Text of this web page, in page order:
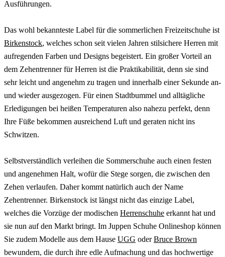
Ausführungen.
Das wohl bekannteste Label für die sommerlichen Freizeitschuhe ist
Birkenstock, welches schon seit vielen Jahren stilsichere Herren mit
aufregenden Farben und Designs begeistert. Ein großer Vorteil an
dem Zehentrenner für Herren ist die Praktikabilität, denn sie sind
sehr leicht und angenehm zu tragen und innerhalb einer Sekunde an-
und wieder ausgezogen. Für einen Stadtbummel und alltägliche
Erledigungen bei heißen Temperaturen also nahezu perfekt, denn
Ihre Füße bekommen ausreichend Luft und geraten nicht ins
Schwitzen.
Selbstverständlich verleihen die Sommerschuhe auch einen festen
und angenehmen Halt, wofür die Stege sorgen, die zwischen den
Zehen verlaufen. Daher kommt natürlich auch der Name
Zehentrenner. Birkenstock ist längst nicht das einzige Label,
welches die Vorzüge der modischen Herrenschuhe erkannt hat und
sie nun auf den Markt bringt. Im Juppen Schuhe Onlineshop können
Sie zudem Modelle aus dem Hause UGG oderBruce Brown
bewundern, die durch ihre edle Aufmachung und das hochwertige